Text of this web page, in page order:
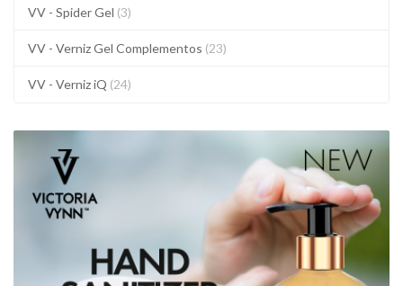
VV - Spider Gel (3)
VV - Verniz Gel Complementos (23)
VV - Verniz iQ (24)